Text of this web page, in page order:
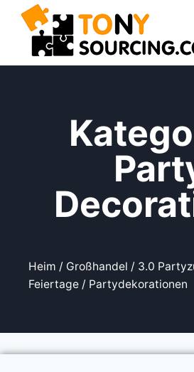
Heim / Großhandel / 3.0
Feiertage / Partydekorationen